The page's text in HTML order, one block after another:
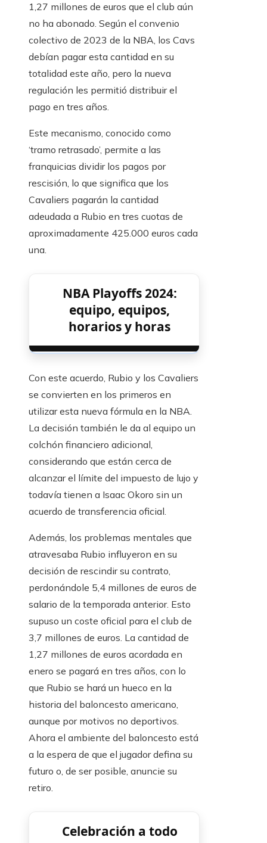
1,27 millones de euros que el club aún
no ha abonado. Según el convenio
colectivo de 2023 de la NBA, los Cavs
debían pagar esta cantidad en su
totalidad este año, pero la nueva
regulación les permitió distribuir el
pago en tres años.
Este mecanismo, conocido como
‘tramo retrasado’, permite a las
franquicias dividir los pagos por
rescisión, lo que significa que los
Cavaliers pagarán la cantidad
adeudada a Rubio en tres cuotas de
aproximadamente 425.000 euros cada
una.
NBA Playoffs 2024:
equipo, equipos,
horarios y horas
Con este acuerdo, Rubio y los Cavaliers
se convierten en los primeros en
utilizar esta nueva fórmula en la NBA.
La decisión también le da al equipo un
colchón financiero adicional,
considerando que están cerca de
alcanzar el límite del impuesto de lujo y
todavía tienen a Isaac Okoro sin un
acuerdo de transferencia oficial.
Además, los problemas mentales que
atravesaba Rubio influyeron en su
decisión de rescindir su contrato,
perdonándole 5,4 millones de euros de
salario de la temporada anterior. Esto
supuso un coste oficial para el club de
3,7 millones de euros. La cantidad de
1,27 millones de euros acordada en
enero se pagará en tres años, con lo
que Rubio se hará un hueco en la
historia del baloncesto americano,
aunque por motivos no deportivos.
Ahora el ambiente del baloncesto está
a la espera de que el jugador defina su
futuro o, de ser posible, anuncie su
retiro.
Celebración a todo